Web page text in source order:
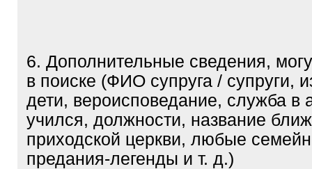
6. Дополнительные сведения,
в поиске (ФИО супруга / супруги,
дети, вероисповедание, служба в
учился, должности, название
приходской церкви, любые
предания-легенды и т. д.)